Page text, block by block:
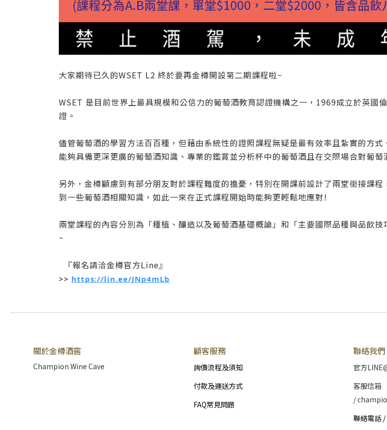
大家期待已久的WSET L2 終於要再金樽開設第二期課程啦~
WSET 是目前世界上最具規模和公信力的葡萄酒教育認證機構之一，1969成立於英國
證。
儘管葡萄酒的學習方法百百種，但藉由系統性的證照課程無疑是最有效率且紮實的方
能夠具備更深更廣的葡萄酒知識、專業的鑑賞並分析杯中的葡萄酒且在交際場合對葡萄
另外，金樽顧慮到有部分朋友對於課程難度的擔憂，特別在開課前設計了兩堂銜接課
到一些葡萄酒相關知識，如此一來在正式課程開始時能夠更輕鬆地應對!
兩堂課程的內容分別為「種植、釀造以及葡萄酒基礎概論」和「主要國際品種與品飲
~
『報名請洽金樽官方Line』
>> https://lin.ee/JNp4mLb
關於金樽酒窖
Champion Wine Cave
顧客服務
詢價流程及須知
付款及運送方式
FAQ常見問題
聯絡我們
官方
客服信箱
/
聯絡電話